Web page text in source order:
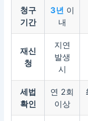
청구
기간
3년 이
내
재신
청
지연
발생
시
세법
확인
연 2회
이상